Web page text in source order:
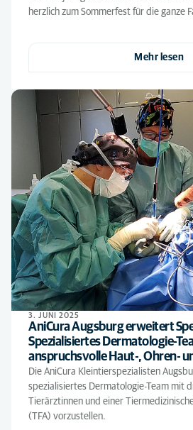
herzlich zum Sommerfest für die ganze
Mehr lesen
3. JUNI 2025
AniCura Augsburg erweitert
Spezialisiertes Dermatologie-
anspruchsvolle Haut-, Ohren-
Die AniCura Kleintierspezialisten
spezialisiertes Dermatologie-Team mit
Tierärztinnen und einer
(TFA) vorzustellen.